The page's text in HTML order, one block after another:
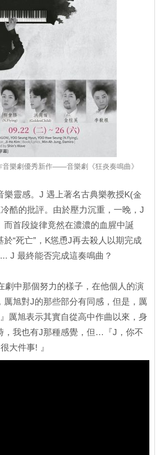
樂劇優秀新作——音樂劇《狂炎奏鳴曲》
靈感。J 遇上著名古典樂教授K(金
酷的批評。由於壓力沉重，一晚，J
而首段旋律竟然在濃濃的血腥中誕
“死亡”，K慫恿J再去殺人以期完成
J 最終能否完成這奏鳴曲？
劇中那個努力的樣子，在他個人的演
旭對J的那些部分有同感，但是，厲
厲旭表示其實自從高中作曲以來，身
，我也有J那種感覺，但…『J，你不
大件事! 』